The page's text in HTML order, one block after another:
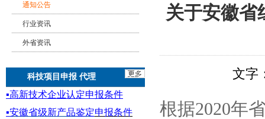
通知公告
行业资讯
外省资讯
科技项目申报 代理
▪高新技术企业认定申报条件
▪安徽省级新产品鉴定申报条件
关于安徽省
文字
根据2020年